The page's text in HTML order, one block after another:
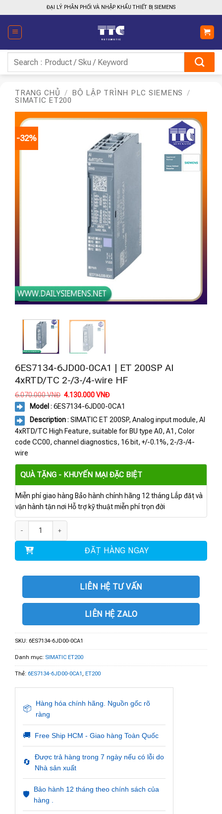
qua
nội
dung
ĐẠI LÝ PHÂN PHỐI VÀ NHẬP KHẨU THIẾT BỊ SIEMENS
kiếm:
TRANG CHỦ / BỘ LẬP TRÌNH PLC SIEMENS
/
SIMATIC ET200
-32%
6ES7134-6JD00-0CA1 | ET 200SP AI
4xRTD/TC 2-/3-/4-wire HF
6.070.000VNĐ Giá
là:
6.070.000 VNĐ.
4.130.000VNĐGiá
tại
là:
4.130.000 VNĐ.
Model : 6ES7134-6JD00-0CA1
Description: SIMATIC ET 200SP, Analog input module, AI
4xRTD/TC High Feature, suitable for BU type A0, A1, Color
code CC00, channel diagnostics, 16 bit, +/-0.1%, 2-/3-/4-
wire
QUÀ TẶNG - KHUYẾN MẠI ĐẶC BIỆT
Miễn phí giao hàng Bảo hành chính hãng 12 tháng Lắp đặt và
vận hành tận nơi Hỗ trợ kỹ thuật miễn phí trọn đời
ĐẶT HÀNG NGAY
LIÊN HỆ TƯ VẤN
LIÊN HỆ ZALO
SKU: 6ES7134-6JD00-0CA1
Danh mục: SIMATIC ET200
Thẻ: 6ES7134-6JD00-0CA1, ET200
📦
Hàng hóa chính hãng. Nguồn gốc rõ
ràng
🚚 Free Ship HCM - Giao hàng Toàn Quốc
🔄
Được trả hàng trong 7 ngày nếu có lỗi do
Nhà sản xuất
🛡️
Bảo hành 12 tháng theo chính sách của
hàng .